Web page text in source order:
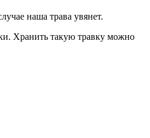
наша трава увянет.
Хранить такую травку можно